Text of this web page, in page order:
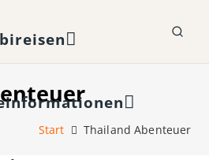
Start Thailand Abenteuer